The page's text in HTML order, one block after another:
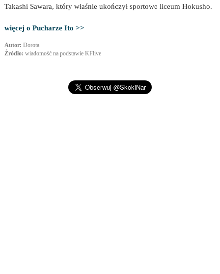
Takashi Sawara, który właśnie ukończył sportowe liceum Hokusho.
więcej o Pucharze Ito >>
Autor: Dorota
Źródło: wiadomość na podstawie KFlive